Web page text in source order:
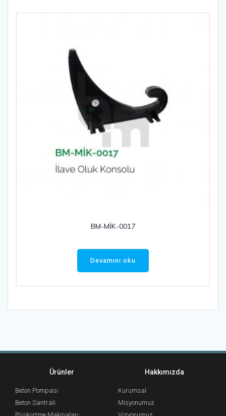
BM-MİK-0017
Devamını oku
Ürünler
Beton Pompası
Beton Santrali
Hakkımızda
Kurumsal
Misyonumuz